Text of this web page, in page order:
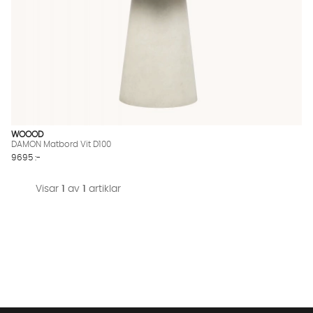
WOOOD
DAMON Matbord Vit D100
9695 :-
Visar 1 av 1 artiklar